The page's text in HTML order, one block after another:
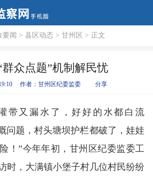
要闻 > 县区动态 > 甘州区 > 正文
众点题”机制解民忧
作者：甘州区纪委监委 分享
带又漏水了，好好的水都白流
问题，村头塘坝护栏都破了，娃娃
！”今年年初，甘州区纪委监委工
时，大满镇小堡子村几位村民纷纷